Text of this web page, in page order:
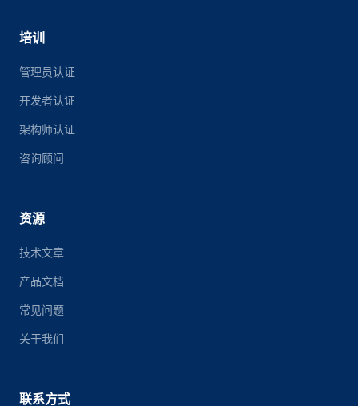
培训
管理员认证
开发者认证
架构师认证
咨询顾问
资源
技术文章
产品文档
常见问题
关于我们
联系方式